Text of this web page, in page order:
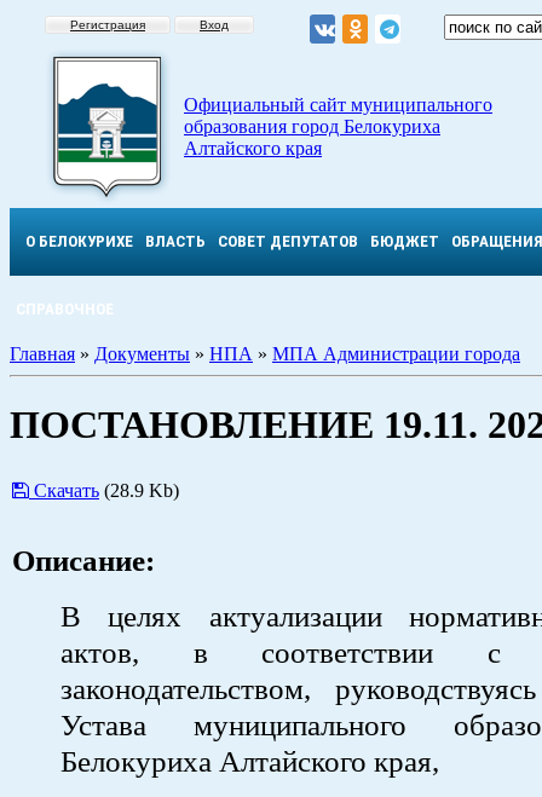
Регистрация Вход
Официальный сайт муниципального
образования город Белокуриха
Алтайского края
О БЕЛОКУРИХЕ ВЛАСТЬ СОВЕТ ДЕПУТАТОВ БЮДЖЕТ ОБРАЩЕНИЯ
СПРАВОЧНОЕ
Главная » Документы » НПА » МПА Администрации города
ПОСТАНОВЛЕНИЕ 19.11.
Скачать (28.9 Kb)
Описание:
В целях актуализации
актов, в соответствии с
законодательством,
Устава муниципального
Белокуриха Алтайского края,